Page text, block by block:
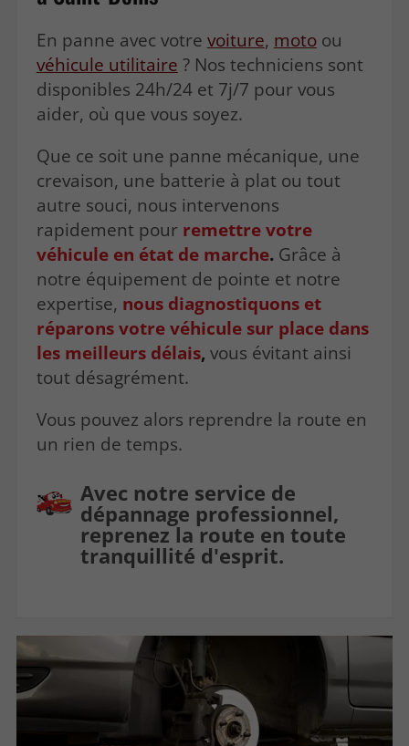
En panne avec votre voiture, motoou
véhicule utilitaire ? Nos techniciens sont
disponibles 24h/24 et 7j/7 pour vous
aider, où que vous soyez.
Que ce soit une panne mécanique, une
crevaison, une batterie à plat ou tout
autre souci, nous intervenons
rapidement pour remettre votre
véhicule en état de marche.Grâce à
notre équipement de pointe et notre
expertise, nous diagnostiquons et
réparons votre véhicule sur place dans
les meilleurs délais, vous évitant ainsi
tout désagrément.
Vous pouvez alors reprendre la route en
un rien de temps.
Avec notre service de
dépannage professionnel,
reprenez la route en toute
tranquillité d'esprit.